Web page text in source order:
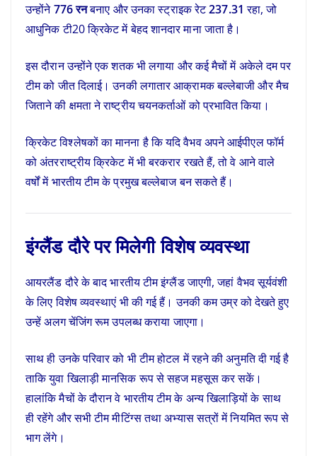
उन्होंने776 रनबनाए और उनका स्ट्राइक रेट237.31 रहा, जो
आधुनिक टी20 क्रिकेट में बेहद शानदार माना जाता है।
इस दौरान उन्होंने एक शतक भी लगाया और कई मैचों में अकेले दम पर
टीम को जीत दिलाई। उनकी लगातार आक्रामक बल्लेबाजी और मैच
जिताने की क्षमता ने राष्ट्रीय चयनकर्ताओं को प्रभावित किया।
क्रिकेट विश्लेषकों का मानना है कि यदि वैभव अपने आईपीएल फॉर्म
को अंतरराष्ट्रीय क्रिकेट में भी बरकरार रखते हैं, तो वे आने वाले
वर्षों में भारतीय टीम के प्रमुख बल्लेबाज बन सकते हैं।
इंग्लैंड दौरे पर मिलेगी विशेष व्यवस्था
आयरलैंड दौरे के बाद भारतीय टीम इंग्लैंड जाएगी, जहां वैभव सूर्यवंशी
के लिए विशेष व्यवस्थाएं भी की गई हैं। उनकी कम उम्र को देखते हुए
उन्हें अलग चेंजिंग रूम उपलब्ध कराया जाएगा।
साथ ही उनके परिवार को भी टीम होटल में रहने की अनुमति दी गई है
ताकि युवा खिलाड़ी मानसिक रूप से सहज महसूस कर सकें।
हालांकि मैचों के दौरान वे भारतीय टीम के अन्य खिलाड़ियों के साथ
ही रहेंगे और सभी टीम मीटिंग्स तथा अभ्यास सत्रों में नियमित रूप से
भाग लेंगे।